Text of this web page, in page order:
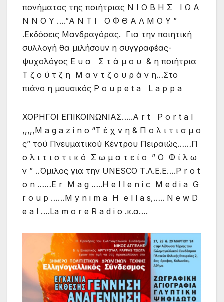
πονήματος της ποιήτριας Ν Ι Ο Β Η Σ Ι Ω Α
Ν Ν Ο Υ ….”Α Ν Τ Ι Ο Φ Θ Α Λ Μ Ο Υ ”
.Εκδόσεις Μανδραγόρας. Για την ποιητική
συλλογή θα μιλήσουν η συγγραφέας-
ψυχολόγος Ε υ α Σ τ ά μ ο υ & η ποιήτρια
Τ ζ ο ύ τ ζ η Μ α ν τ ζ ο υ ρ ά ν η…Στο
πιάνο η μουσικός P o u p e t a L a p p a
ΧΟΡΗΓΟΙ ΕΠΙΚΟΙΝΩΝΙΑΣ…..Α r t P o r t a l
,,,,,M a g a z i n o “T έ χ ν η & Π ο λ ι τ ι σ μ ο
ς” τού Πνευματικού Κέντρου Πειραιώς……Π
ο λ ι τ ι σ τ ι κ ό Σ ω μ α τ ε ί ο ” O Φ ί λ ω
ν ” ..Όμιλος για την UNESCO Τ.Λ.Ε.Ε….P r o t
o n ……E r M a g …..H e l l e n i c M e d i a G
r o u p ……Μ y n i m a H e l l a s,….. N e w D
e a l ….La m o r e R a d i o .κ.α….